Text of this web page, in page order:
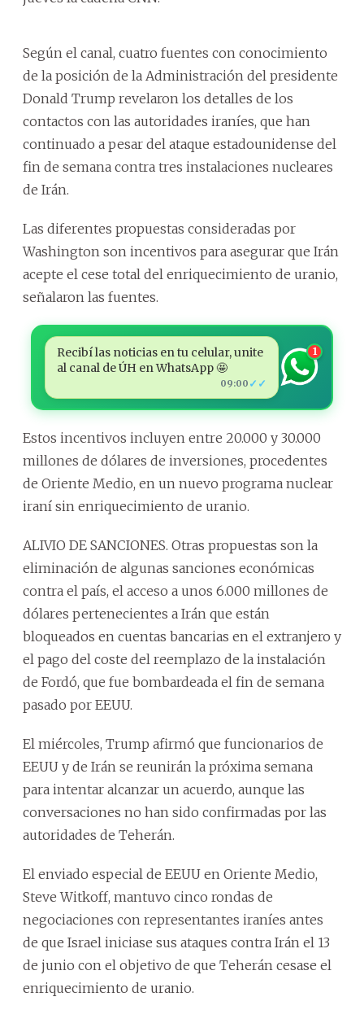
Según el canal, cuatro fuentes con conocimiento
de la posición de la Administración del presidente
Donald Trump revelaron los detalles de los
contactos con las autoridades iraníes, que han
continuado a pesar del ataque estadounidense del
fin de semana contra tres instalaciones nucleares
de Irán.
Las diferentes propuestas consideradas por
Washington son incentivos para asegurar que Irán
acepte el cese total del enriquecimiento de uranio,
señalaron las fuentes.
Recibí las noticias en tu celular, unite
al canal de ÚH en WhatsApp 🤩
09:00 ✓✓
1
Estos incentivos incluyen entre 20.000 y 30.000
millones de dólares de inversiones, procedentes
de Oriente Medio, en un nuevo programa nuclear
iraní sin enriquecimiento de uranio.
ALIVIO DE SANCIONES. Otras propuestas son la
eliminación de algunas sanciones económicas
contra el país, el acceso a unos 6.000 millones de
dólares pertenecientes a Irán que están
bloqueados en cuentas bancarias en el extranjero y
el pago del coste del reemplazo de la instalación
de Fordó, que fue bombardeada el fin de semana
pasado por EEUU.
El miércoles, Trump afirmó que funcionarios de
EEUU y de Irán se reunirán la próxima semana
para intentar alcanzar un acuerdo, aunque las
conversaciones no han sido confirmadas por las
autoridades de Teherán.
El enviado especial de EEUU en Oriente Medio,
Steve Witkoff, mantuvo cinco rondas de
negociaciones con representantes iraníes antes
de que Israel iniciase sus ataques contra Irán el 13
de junio con el objetivo de que Teherán cesase el
enriquecimiento de uranio.